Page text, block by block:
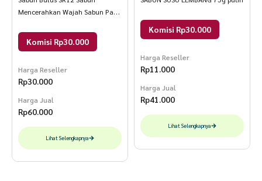
Mencerahkan Wajah Sabun Panu
Menyamarkan Stretch Mark
Sabun Bulus 60 gr
Komisi Rp30.000
Harga Reseller
Rp30.000
Harga Jual
Rp60.000
Lihat Selengkapnya
Komisi Rp30.000
Harga Reseller
Rp11.000
Harga Jual
Rp41.000
Lihat Selengkapnya